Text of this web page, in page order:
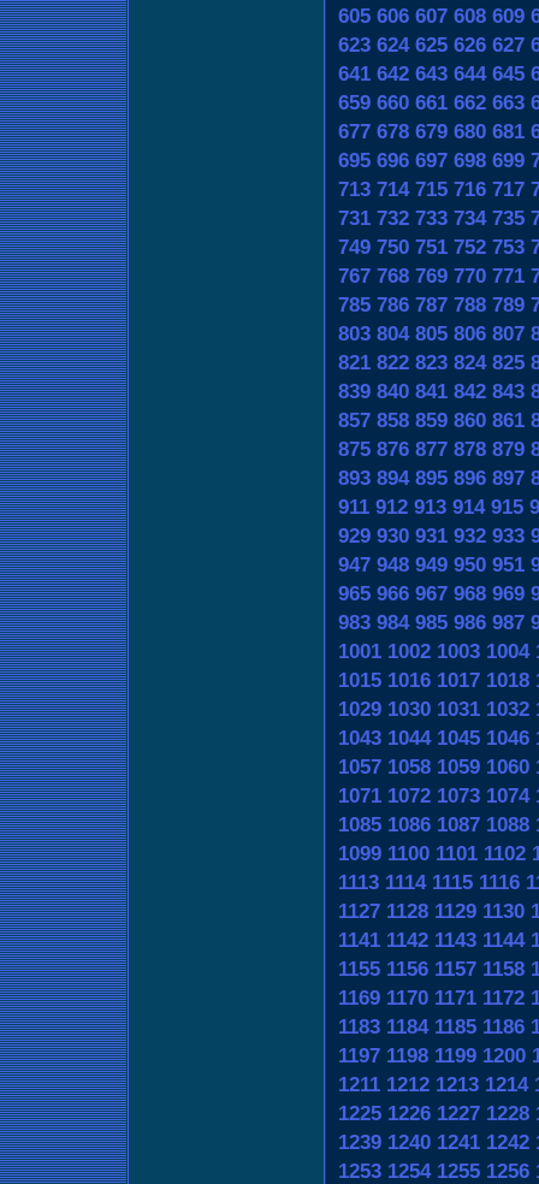
605 606 607 608 609
623 624 625 626 627
641 642 643 644 645
659 660 661 662 663
677 678 679 680 681
695 696 697 698 699
713 714 715 716 717
731 732 733 734 735
749 750 751 752 753
767 768 769 770 771
785 786 787 788 789
803 804 805 806 807
821 822 823 824 825
839 840 841 842 843
857 858 859 860 861
875 876 877 878 879
893 894 895 896 897
911 912 913 914 915
929 930 931 932 933
947 948 949 950 951
965 966 967 968 969
983 984 985 986 987
1001 1002 1003 1004
1015 1016 1017 1018
1029 1030 1031 1032
1043 1044 1045 1046
1057 1058 1059 1060
1071 1072 1073 1074
1085 1086 1087 1088
1099 1100 1101 1102
1113 1114 1115 1116
1127 1128 1129 1130
1141 1142 1143 1144
1155 1156 1157 1158
1169 1170 1171 1172
1183 1184 1185 1186
1197 1198 1199 1200
1211 1212 1213 1214
1225 1226 1227 1228
1239 1240 1241 1242
1253 1254 1255 1256